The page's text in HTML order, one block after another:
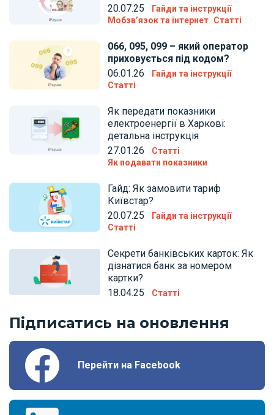
20.07.25
Гайди та інструкції
Мобзв’язок та інтернет Статті
066, 095, 099 – який оператор
приховується під кодом?
06.01.26
Гайди та інструкції
Статті
Як передати показники
електроенергії в Харкові:
детальна інструкція
27.01.26
Статті
Як подавати показники
Гайд: Як замовити тариф
Київстар?
20.07.25
Гайди та інструкції
Статті
Секрети банківських карток: Як
дізнатися банк за номером
картки?
18.04.25
Статті
Підписатись на оновлення
Перейти на Facebook